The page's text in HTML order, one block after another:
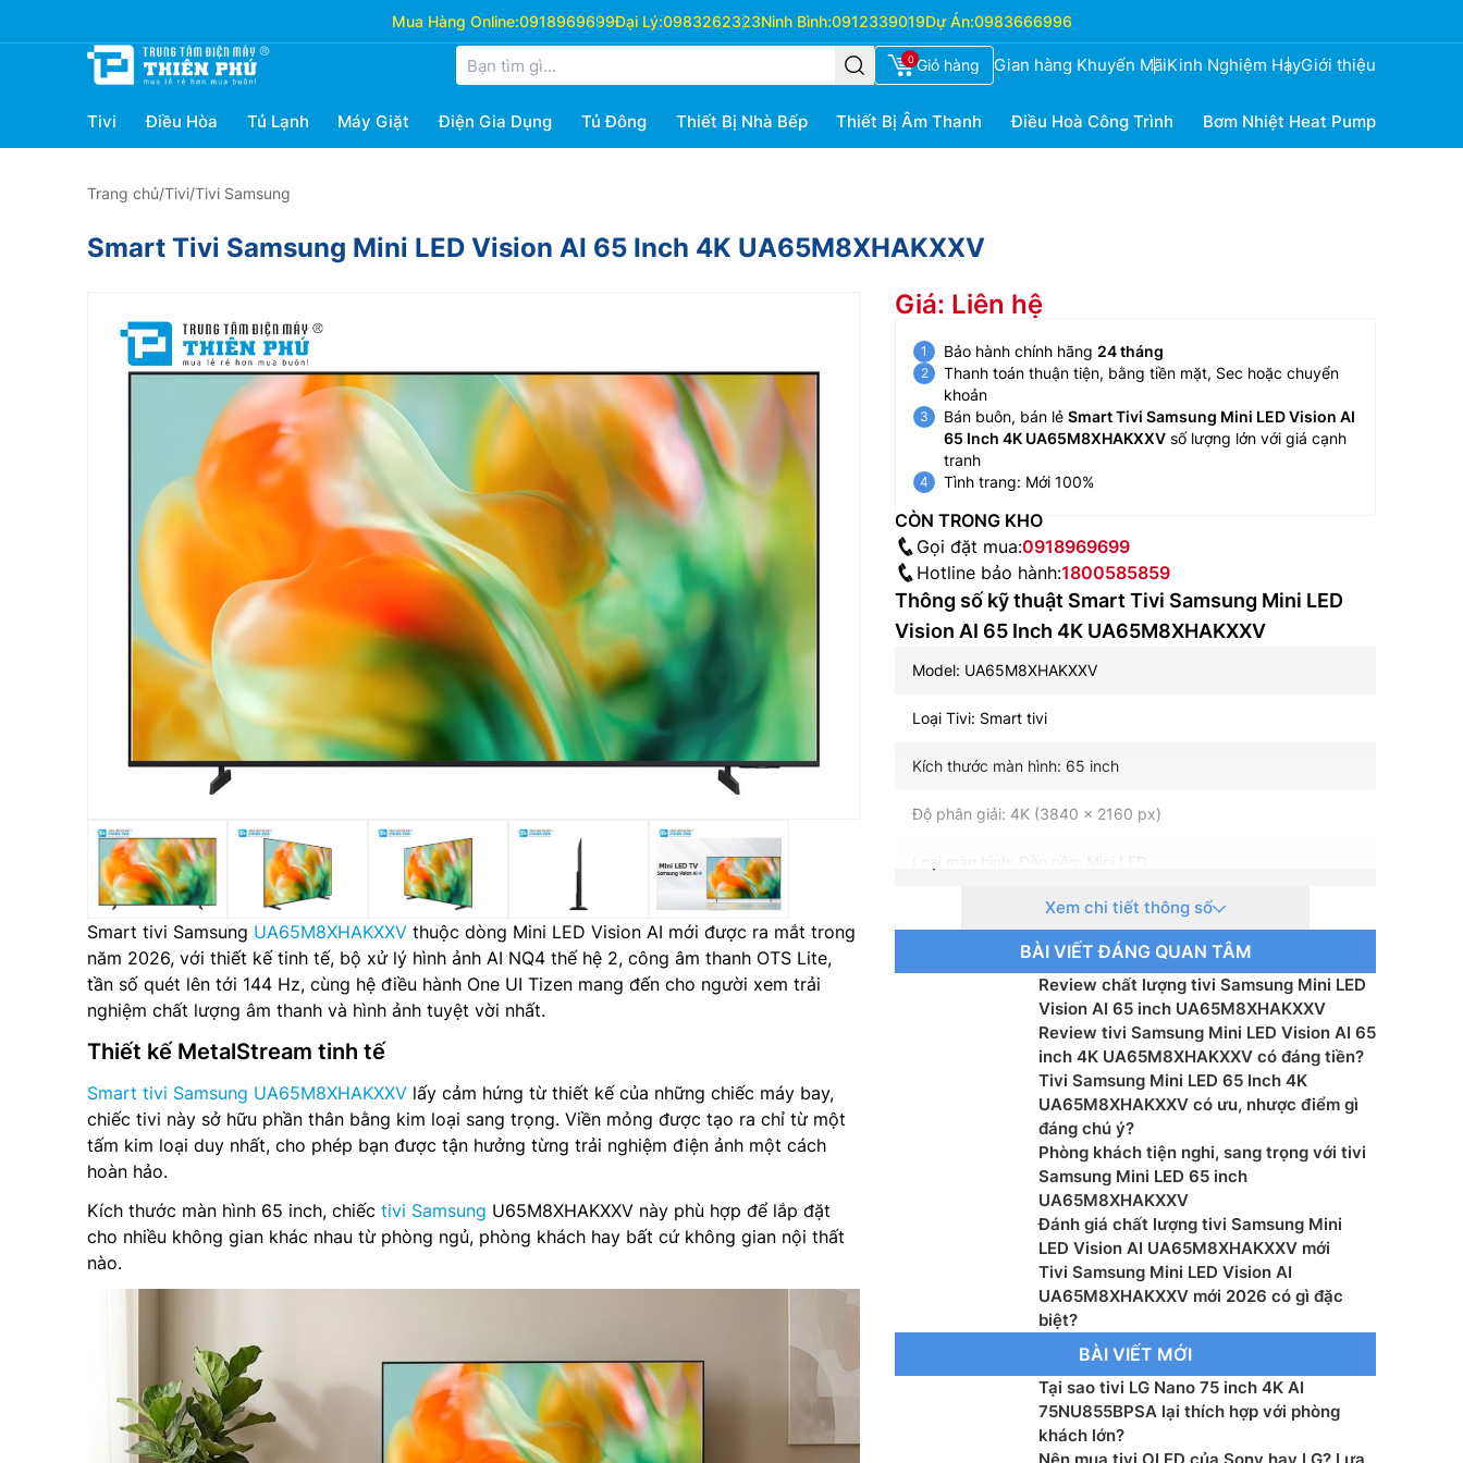
Mua Hàng Online:0918969699Đại Lý:0983262323Ninh Bình:0912339019Dự Án:0983666996
0 Giỏ hàng Gian hàng Khuyến MãiKinh Nghiệm HayGiới thiệu
Tivi Điều Hòa Tủ Lạnh Máy Giặt Điện Gia Dụng Tủ Đông Thiết Bị Nhà Bếp Thiết Bị Âm Thanh Điều Hoà Công Trình Bơm Nhiệt Heat Pump
Trang chủ/Tivi/Tivi Samsung
Smart Tivi Samsung Mini LED Vision AI 65 Inch 4K UA65M8XHAKXXV
Smart tivi Samsung UA65M8XHAKXXV thuộc dòng Mini LED Vision AI mới được ra mắt trong
năm 2026, với thiết kế tinh tế, bộ xử lý hình ảnh AI NQ4 thế hệ 2, công âm thanh OTS Lite,
tần số quét lên tới 144 Hz, cùng hệ điều hành One UI Tizen mang đến cho người xem trải
nghiệm chất lượng âm thanh và hình ảnh tuyệt vời nhất.
Thiết kế MetalStream tinh tế
Smart tivi Samsung UA65M8XHAKXXV lấy cảm hứng từ thiết kế của những chiếc máy bay,
chiếc tivi này sở hữu phần thân bằng kim loại sang trọng. Viền mỏng được tạo ra chỉ từ một
tấm kim loại duy nhất, cho phép bạn được tận hưởng từng trải nghiệm điện ảnh một cách
hoàn hảo.
Kích thước màn hình 65 inch, chiếc tivi Samsung U65M8XHAKXXV này phù hợp để lắp đặt
cho nhiều không gian khác nhau từ phòng ngủ, phòng khách hay bất cứ không gian nội thất
nào.
Giá: Liên hệ
Bảo hành chính hãng 24 tháng
Thanh toán thuận tiện, bằng tiền mặt, Sec hoặc chuyển
khoản
Bán buôn, bán lẻ Smart Tivi Samsung Mini LED Vision AI
65 Inch 4K UA65M8XHAKXXV số lượng lớn với giá cạnh
tranh
Tình trang: Mới 100%
CÒN TRONG KHO
Gọi đặt mua:0918969699
Hotline bảo hành:1800585859
Thông số kỹ thuật Smart Tivi Samsung Mini LED
Vision AI 65 Inch 4K UA65M8XHAKXXV
Model: UA65M8XHAKXXV
Loại Tivi: Smart tivi
Kích thước màn hình: 65 inch
Độ phân giải: 4K (3840 x 2160 px)
Loại màn hình: Đèn nền: Mini LED
Tần số quét: 100 Hz Native, VRR 144 Hz, DLG 240 Hz
Hệ điều hành – Giao diện: Tizen OS
Bộ xử lý: NQ4 AI Gen2 Processor
Tổng công suất loa: 20 W
Hệ thống loa: 2.0 ch
Công nghệ âm thanh: Object Tracking Sound Lite, Adaptive
Sound+, Active Voice Amplifier, Q-Symphony
Tìm kiếm bằng giọng nói: Tìm kiếm giọng nói trên YouTube
Chia sẻ màn hình: Mobile to TV, TV initiate mirroring, Sound
Mirroring, Wireless TV On
Truyền thanh Kỹ thuật số: DVB-T2 (*VN: DVB-T2C)
Kết nối: Wi-Fi 5, Bluetooth 5.3, HDMI, HDMI eARC, HDMI-CEC,
Xem chi tiết thông số
BÀI VIẾT ĐÁNG QUAN TÂM
Review chất lượng tivi Samsung Mini LED
Vision AI 65 inch UA65M8XHAKXXV
Review tivi Samsung Mini LED Vision AI 65
inch 4K UA65M8XHAKXXV có đáng tiền?
Tivi Samsung Mini LED 65 Inch 4K
UA65M8XHAKXXV có ưu, nhược điểm gì
đáng chú ý?
Phòng khách tiện nghi, sang trọng với tivi
Samsung Mini LED 65 inch
UA65M8XHAKXXV
Đánh giá chất lượng tivi Samsung Mini
LED Vision AI UA65M8XHAKXXV mới
Tivi Samsung Mini LED Vision AI
UA65M8XHAKXXV mới 2026 có gì đặc
biệt?
BÀI VIẾT MỚI
Tại sao tivi LG Nano 75 inch 4K AI
75NU855BPSA lại thích hợp với phòng
khách lớn?